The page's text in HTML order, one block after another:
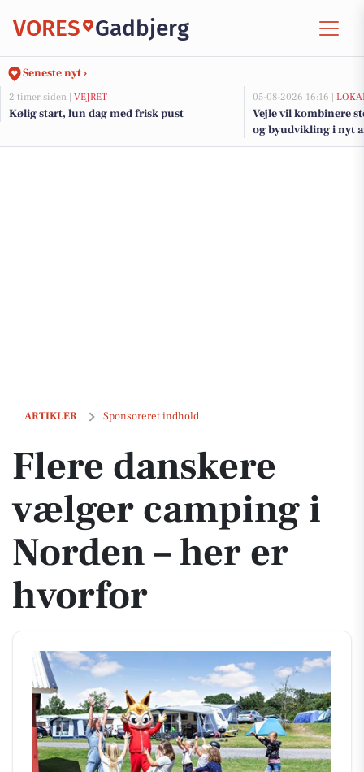
VORES Gadbjerg
Seneste nyt ›
2 timer siden | VEJRET
Kølig start, lun dag med frisk pust
05-08-2026 16:16 |
Vejle vil kombinere
og byudvikling i nyt
fjorden
ARTIKLER Sponsoreret indhold
Flere danskere vælger camping i Norden – her er hvorfor
Flere danskere
vælger camping i
Norden – her er
hvorfor